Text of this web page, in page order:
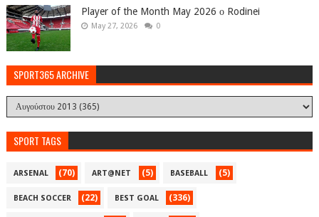
Player of the Month May 2026 ο Rodinei
May 27, 2026 0
SPORT365 ARCHIVE
SPORT TAGS
ARSENAL (70) ART@NET (5) BASEBALL (5)
BEACH SOCCER (22) BEST GOAL (336)